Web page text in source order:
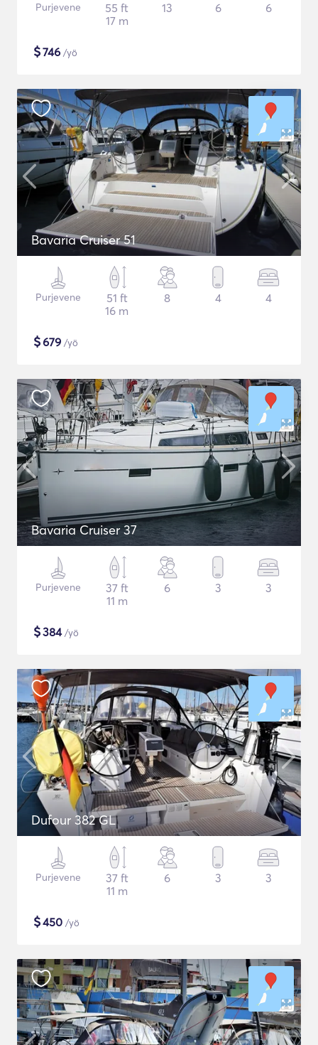
Purjevene
55 ft
17 m
13 6 6
$746 /yö
Bavaria Cruiser 51
Purjevene
51 ft
16 m
8 4 4
$679 /yö
Bavaria Cruiser 37
Purjevene
37 ft
11 m
6 3 3
$384/yö
Dufour 382 GL
Purjevene
37 ft
11 m
6 3 3
$450 /yö